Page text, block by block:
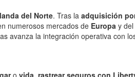
del Norte. Tras la adquisición
numerosos mercados de Europa y
avanza la integración operativa con
o vida rastrear seguros con